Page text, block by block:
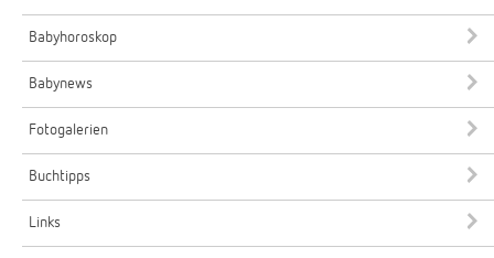
Babyhoroskop
Babynews
Fotogalerien
Buchtipps
Links